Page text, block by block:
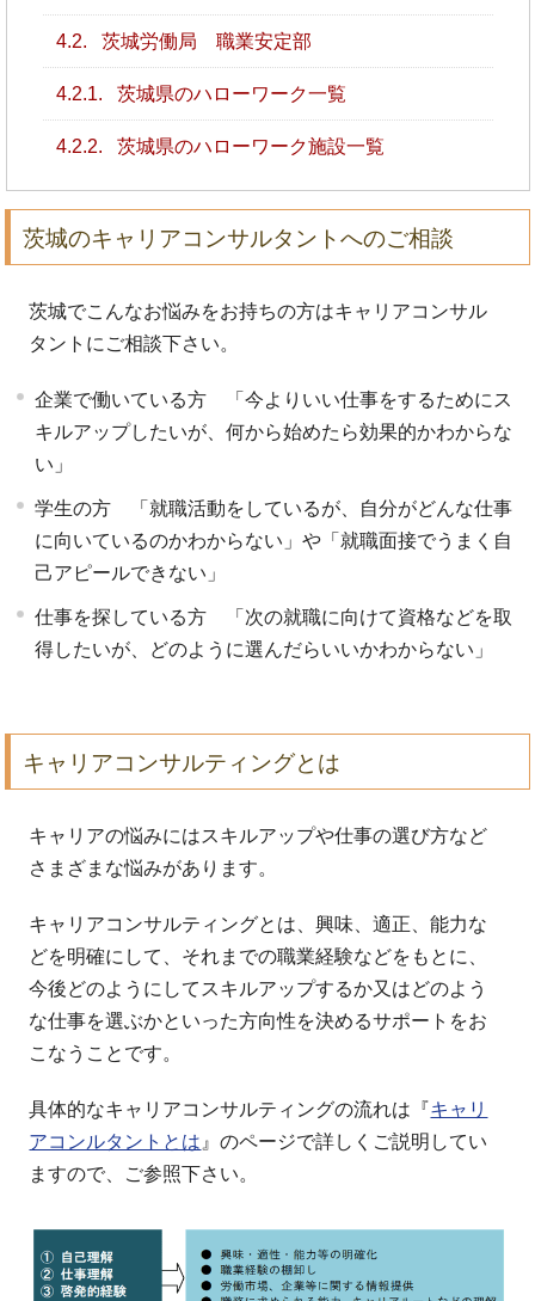
4.2. 茨城労働局 職業安定部
4.2.1. 茨城県のハローワーク一覧
4.2.2. 茨城県のハローワーク施設一覧
茨城のキャリアコンサルタントへのご相談
茨城でこんなお悩みをお持ちの方はキャリアコンサル
タントにご相談下さい。
企業で働いている方 「今よりいい仕事をするためにス
キルアップしたいが、何から始めたら効果的かわからな
い」
学生の方 「就職活動をしているが、自分がどんな仕事
に向いているのかわからない」や「就職面接でうまく自
己アピールできない」
仕事を探している方 「次の就職に向けて資格などを取
得したいが、どのように選んだらいいかわからない」
キャリアコンサルティングとは
キャリアの悩みにはスキルアップや仕事の選び方など
さまざまな悩みがあります。
キャリアコンサルティングとは、興味、適正、能力な
どを明確にして、それまでの職業経験などをもとに、
今後どのようにしてスキルアップするか又はどのよう
な仕事を選ぶかといった方向性を決めるサポートをお
こなうことです。
具体的なキャリアコンサルティングの流れは『キャリ
アコンルタントとは 』のページで詳しくご説明してい
ますので、ご参照下さい。